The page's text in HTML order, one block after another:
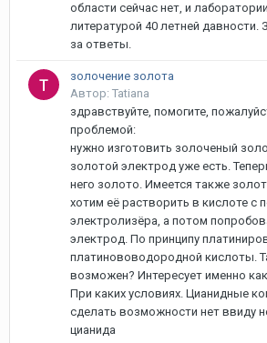
области сейчас нет, и
литературой 40 летней давности.
за ответы.
золочение золота
Автор: Tatiana
здравствуйте, помогите,
проблемой:
нужно изготовить золоченый
золотой электрод уже есть.
него золото. Имеется также
хотим её растворить в кислоте с
электролизёра, а потом
электрод. По принципу
платинововодородной кислоты.
возможен? Интересует именно
При каких условиях. Цианидные
сделать возможности нет ввиду
цианида